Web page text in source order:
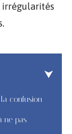
irrégularités
confusion
ne pas